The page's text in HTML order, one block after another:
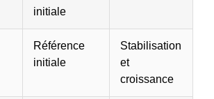
initiale
Référence
initiale
Stabilisation
et
croissance